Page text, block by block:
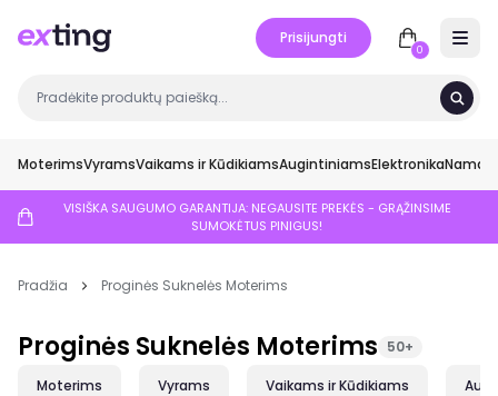
Prisijungti
0
MoterimsVyramsVaikams ir KūdikiamsAugintiniamsElektronikaNamai
VISIŠKA SAUGUMO GARANTIJA: NEGAUSITE PREKĖS - GRĄŽINSIME
SUMOKĖTUS PINIGUS!
Pradžia Proginės Suknelės Moterims
Proginės Suknelės Moterims 50+
Moterims Vyrams Vaikams ir Kūdikiams